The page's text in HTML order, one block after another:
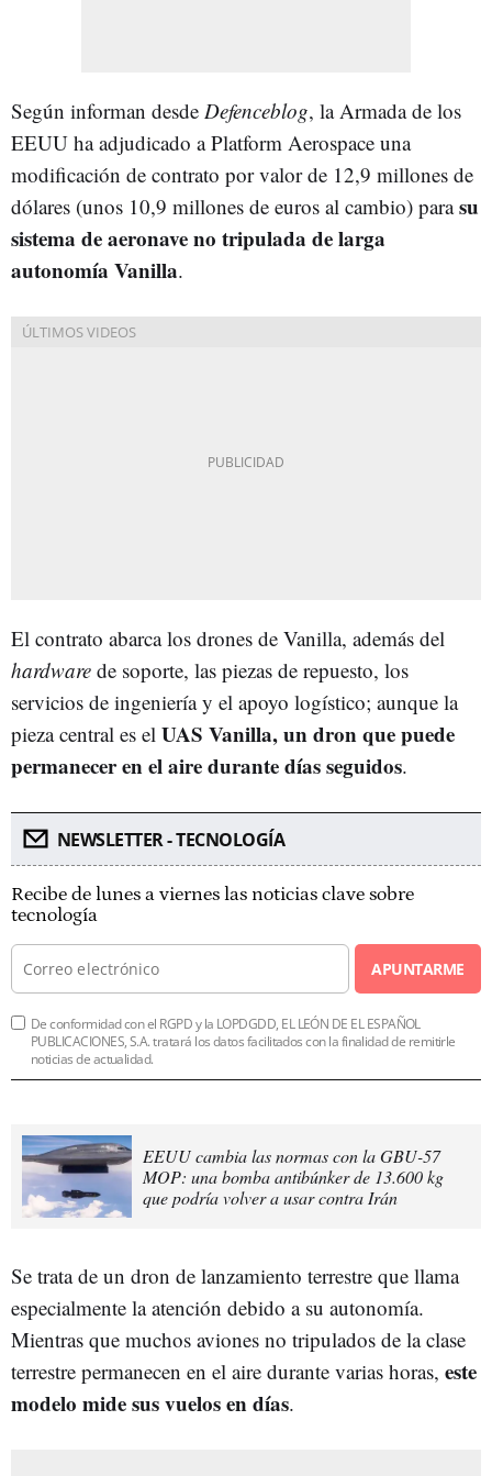
Según informan desde Defenceblog, la Armada de los
EEUU ha adjudicado a Platform Aerospace una
modificación de contrato por valor de 12,9 millones de
dólares (unos 10,9 millones de euros al cambio) parasu
sistema de aeronave no tripulada de larga
autonomía Vanilla.
El contrato abarca los drones de Vanilla, además del
hardware de soporte, las piezas de repuesto, los
servicios de ingeniería y el apoyo logístico; aunque la
pieza central es el UAS Vanilla, un dron que puede
permanecer en el aire durante días seguidos.
NEWSLETTER - TECNOLOGÍA
Recibe de lunes a viernes las noticias clave sobre
tecnología
APUNTARME
De conformidad con el RGPD y la LOPDGDD, EL LEÓN DE EL ESPAÑOL
PUBLICACIONES, S.A. tratará los datos facilitados con la finalidad de remitirle
noticias de actualidad.
EEUU cambia las normas con la GBU-57
MOP: una bomba antibúnker de 13.600 kg
que podría volver a usar contra Irán
Se trata de un dron de lanzamiento terrestre que llama
especialmente la atención debido a su autonomía.
Mientras que muchos aviones no tripulados de la clase
terrestre permanecen en el aire durante varias horas, este
modelo mide sus vuelos en días.